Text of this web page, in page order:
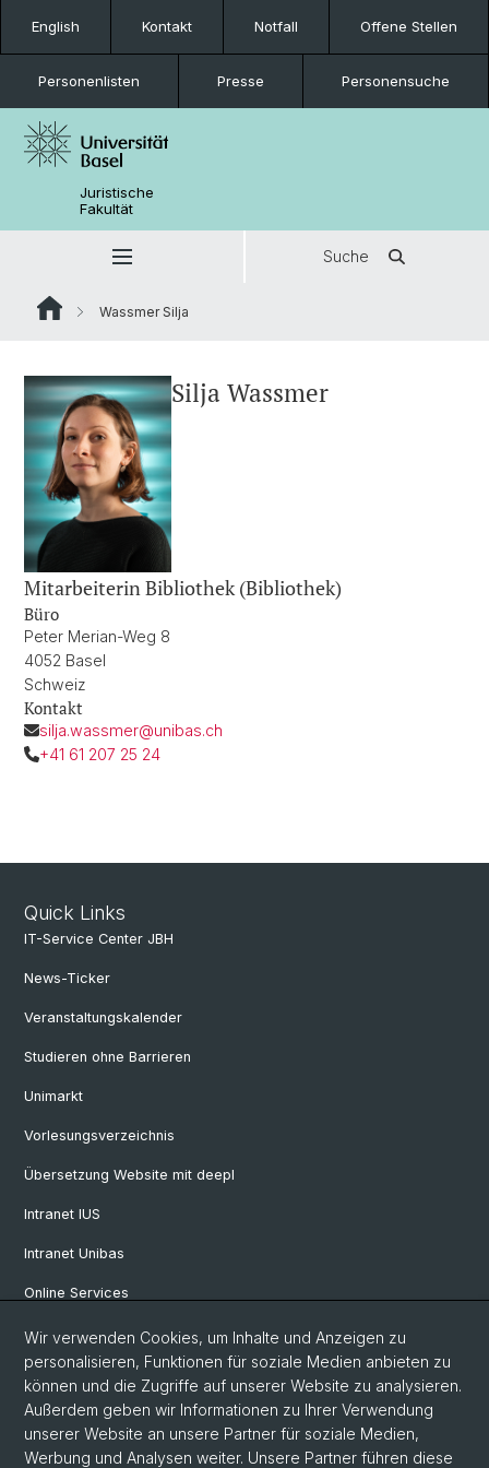
English Kontakt Notfall Offene Stellen
Personenlisten Presse Personensuche
Juristische
Fakultät
Suche
Wassmer Silja
Silja Wassmer
Mitarbeiterin Bibliothek (Bibliothek)
Büro
Peter Merian-Weg 8
4052 Basel
Schweiz
Kontakt
silja.wassmer@unibas.ch
+41 61 207 25 24
Quick Links
IT-Service Center JBH
News-Ticker
Veranstaltungskalender
Studieren ohne Barrieren
Unimarkt
Vorlesungsverzeichnis
Übersetzung Website mit deepl
Intranet IUS
Intranet Unibas
Online Services
Social Media
Instagram
Wir verwenden Cookies, um Inhalte und Anzeigen zu
personalisieren, Funktionen für soziale Medien anbieten zu
können und die Zugriffe auf unserer Website zu analysieren.
Außerdem geben wir Informationen zu Ihrer Verwendung
unserer Website an unsere Partner für soziale Medien,
Werbung und Analysen weiter. Unsere Partner führen diese